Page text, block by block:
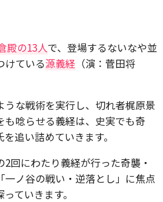
殿の13人で、登場するないなや並
けている源義経 （演：菅田将
うな戦術を実行し、切れ者梶原景
も唸らせる義経は、史実でも奇
追い詰めていきます。
回にわたり義経が行った奇襲・
一ノ谷の戦い・逆落とし」に焦点
ていきます。